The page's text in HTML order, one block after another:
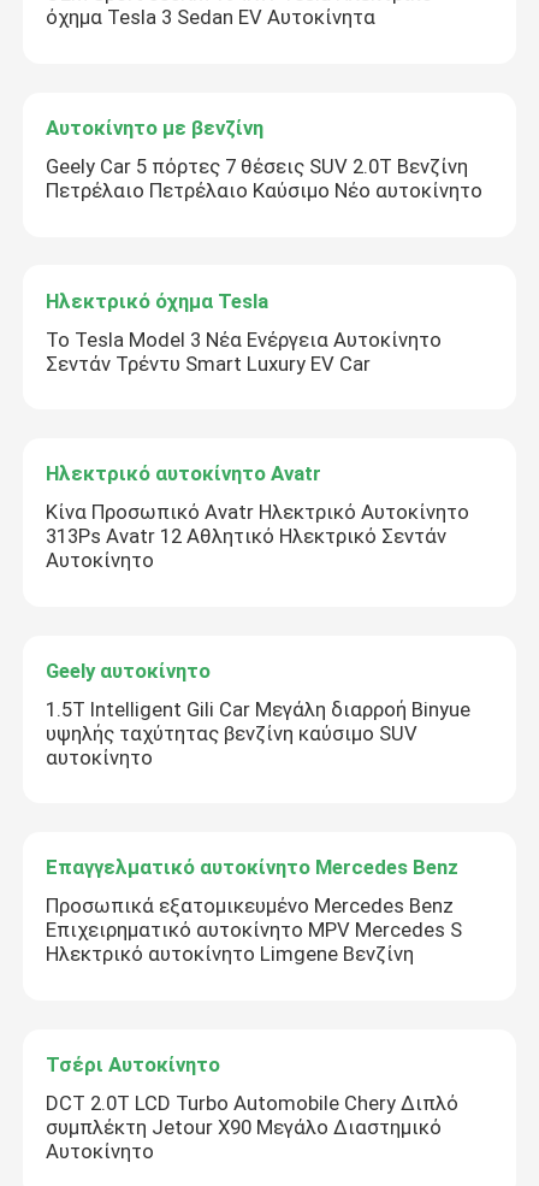
όχημα Tesla 3 Sedan EV Αυτοκίνητα
Αυτοκίνητο με βενζίνη
Geely Car 5 πόρτες 7 θέσεις SUV 2.0T Βενζίνη
Πετρέλαιο Πετρέλαιο Καύσιμο Νέο αυτοκίνητο
Ηλεκτρικό όχημα Tesla
Το Tesla Model 3 Νέα Ενέργεια Αυτοκίνητο
Σεντάν Τρέντυ Smart Luxury EV Car
Ηλεκτρικό αυτοκίνητο Avatr
Κίνα Προσωπικό Avatr Ηλεκτρικό Αυτοκίνητο
313Ps Avatr 12 Αθλητικό Ηλεκτρικό Σεντάν
Αυτοκίνητο
Geely αυτοκίνητο
1.5T Intelligent Gili Car Μεγάλη διαρροή Binyue
υψηλής ταχύτητας βενζίνη καύσιμο SUV
αυτοκίνητο
Επαγγελματικό αυτοκίνητο Mercedes Benz
Προσωπικά εξατομικευμένο Mercedes Benz
Επιχειρηματικό αυτοκίνητο MPV Mercedes S
Ηλεκτρικό αυτοκίνητο Limgene Βενζίνη
Τσέρι Αυτοκίνητο
DCT 2.0T LCD Turbo Automobile Chery Διπλό
συμπλέκτη Jetour X90 Μεγάλο Διαστημικό
Αυτοκίνητο